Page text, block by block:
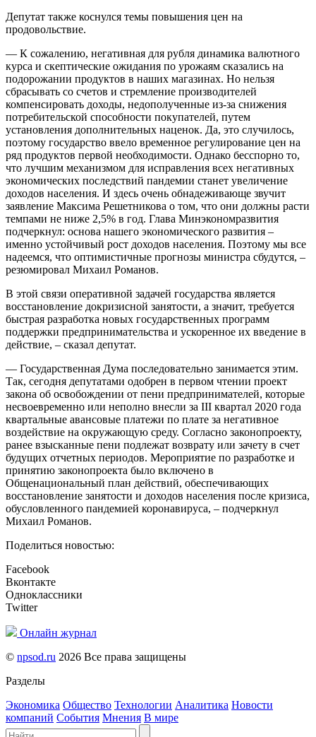
Депутат также коснулся темы повышения цен на
продовольствие.
— К сожалению, негативная для рубля динамика валютного
курса и скептические ожидания по урожаям сказались на
подорожании продуктов в наших магазинах. Но нельзя
сбрасывать со счетов и стремление производителей
компенсировать доходы, недополученные из-за снижения
потребительской способности покупателей, путем
установления дополнительных наценок. Да, это случилось,
поэтому государство ввело временное регулирование цен на
ряд продуктов первой необходимости. Однако бесспорно то,
что лучшим механизмом для исправления всех негативных
экономических последствий пандемии станет увеличение
доходов населения. И здесь очень обнадеживающе звучит
заявление Максима Решетникова о том, что они должны расти
темпами не ниже 2,5% в год. Глава Минэкономразвития
подчеркнул: основа нашего экономического развития –
именно устойчивый рост доходов населения. Поэтому мы все
надеемся, что оптимистичные прогнозы министра сбудутся, –
резюмировал Михаил Романов.
В этой связи оперативной задачей государства является
восстановление докризисной занятости, а значит, требуется
быстрая разработка новых государственных программ
поддержки предпринимательства и ускоренное их введение в
действие, – сказал депутат.
— Государственная Дума последовательно занимается этим.
Так, сегодня депутатами одобрен в первом чтении проект
закона об освобождении от пени предпринимателей, которые
несвоевременно или неполно внесли за III квартал 2020 года
квартальные авансовые платежи по плате за негативное
воздействие на окружающую среду. Согласно законопроекту,
ранее взысканные пени подлежат возврату или зачету в счет
будущих отчетных периодов. Мероприятие по разработке и
принятию законопроекта было включено в
Общенациональный план действий, обеспечивающих
восстановление занятости и доходов населения после кризиса,
обусловленного пандемией коронавируса, – подчеркнул
Михаил Романов.
Поделиться новостью:
Facebook
Вконтакте
Одноклассники
Twitter
Онлайн журнал
© npsod.ru 2026 Все права защищены
Разделы
Экономика Общество Технологии Аналитика Новости
компаний События Мнения В мире